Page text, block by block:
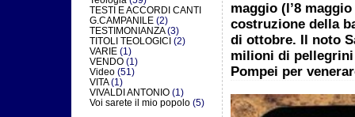
TESTI E ACCORDI CANTI
G.CAMPANILE (2)
TESTIMONIANZA(3)
TITOLI TEOLOGICI (2)
VARIE (1)
VENDO (1)
Video (51)
VITA(1)
VIVALDI ANTONIO (1)
Voi sarete il mio popolo (5)
maggio (l’8
costruzione della
di ottobre. Il noto
milioni di pellegrini
Pompei per